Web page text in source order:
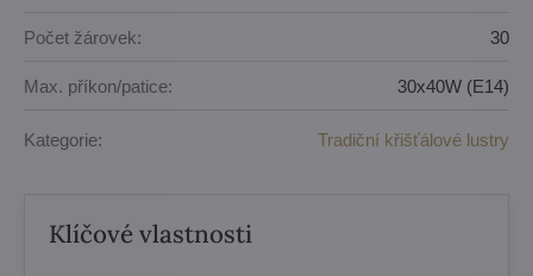
Počet žárovek: 30
Max. příkon/patice: 30x40W (E14)
Kategorie: Tradiční křišťálové lustry
Klíčové vlastnosti